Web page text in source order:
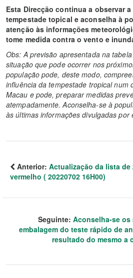
Esta Direcção continua a observar
tempestade topical e aconselha à
atenção às informações
tome medida contra o vento e
Obs: A previsão apresentada na
situação que pode ocorrer nos
população pode, deste modo,
influência da tempestade tropical num
Macau e pode, preparar medidas
atempadamente. Aconselha-se à
às últimas informações divulgadas por
Anterior: Actualização da lista
vermelho ( 20220702 16H00)
Seguinte: Aconselha-se
embalagem do teste rápido de
resultado do mesmo a